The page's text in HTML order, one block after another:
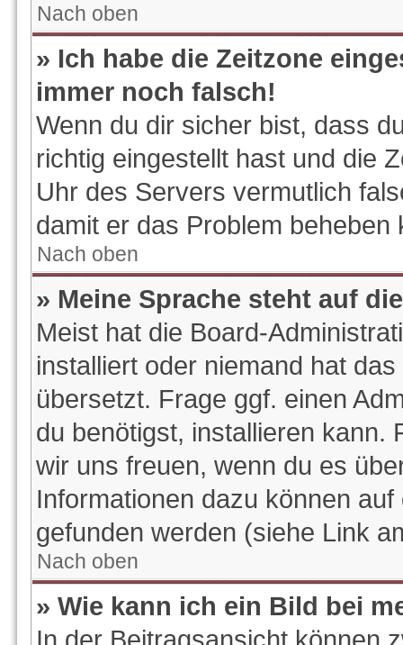
Nach oben
» Ich habe die Zeitzone
immer noch falsch!
Wenn du dir sicher bist, dass
richtig eingestellt hast und die
Uhr des Servers vermutlich
damit er das Problem beheben
Nach oben
» Meine Sprache steht auf
Meist hat die Board-
installiert oder niemand hat
übersetzt. Frage ggf. einen
du benötigst, installieren kann.
wir uns freuen, wenn du es
Informationen dazu können
gefunden werden (siehe Link
Nach oben
» Wie kann ich ein Bild bei